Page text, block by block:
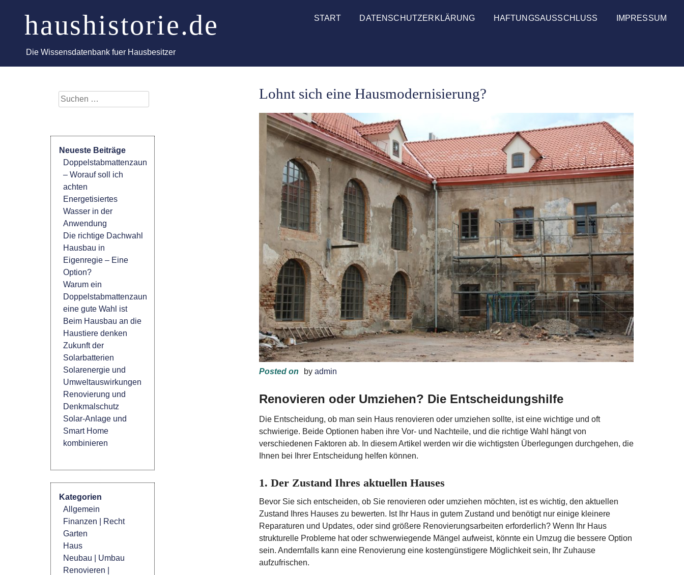
haushistorie.de
Die Wissensdatenbank fuer Hausbesitzer
START DATENSCHUTZERKLÄRUNG HAFTUNGSAUSSCHLUSS IMPRESSUM
Lohnt sich eine Hausmodernisierung?
Posted on byadmin
Renovieren oder Umziehen? Die Entscheidungshilfe
Die Entscheidung, ob man sein Haus renovieren oder umziehen sollte, ist eine wichtige und oft
schwierige. Beide Optionen haben ihre Vor- und Nachteile, und die richtige Wahl hängt von
verschiedenen Faktoren ab. In diesem Artikel werden wir die wichtigsten Überlegungen durchgehen, die
Ihnen bei Ihrer Entscheidung helfen können.
1. Der Zustand Ihres aktuellen Hauses
Bevor Sie sich entscheiden, ob Sie renovieren oder umziehen möchten, ist es wichtig, den aktuellen
Zustand Ihres Hauses zu bewerten. Ist Ihr Haus in gutem Zustand und benötigt nur einige kleinere
Reparaturen und Updates, oder sind größere Renovierungsarbeiten erforderlich? Wenn Ihr Haus
strukturelle Probleme hat oder schwerwiegende Mängel aufweist, könnte ein Umzug die bessere Option
sein. Andernfalls kann eine Renovierung eine kostengünstigere Möglichkeit sein, Ihr Zuhause
aufzufrischen.
Suchen
nach:
Neueste Beiträge
Doppelstabmattenzaun
– Worauf soll ich
achten
Energetisiertes
Wasser in der
Anwendung
Die richtige Dachwahl
Hausbau in
Eigenregie – Eine
Option?
Warum ein
Doppelstabmattenzaun
eine gute Wahl ist
Beim Hausbau an die
Haustiere denken
Zukunft der
Solarbatterien
Solarenergie und
Umweltauswirkungen
Renovierung und
Denkmalschutz
Solar-Anlage und
Smart Home
kombinieren
Kategorien
Allgemein
Finanzen | Recht
Garten
Haus
Neubau | Umbau
Renovieren |